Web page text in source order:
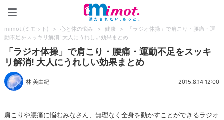
mimot.(ミモット) > 心と体の悩み > 健康 >
「ラジオ体操」で肩こり・腰痛・運
動不足をスッキリ解消! 大人にうれしい効果まとめ
「ラジオ体操」で肩こり・腰痛・運動不足をスッキ
リ解消! 大人にうれしい効果まとめ
林 美由紀 2015.8.14 12:00
肩こりや腰痛に悩むみなさん、無理なく全身を動かすことができるラジオ